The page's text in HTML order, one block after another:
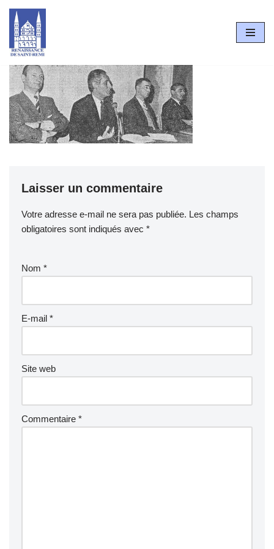
Aller
au
Laisser un commentaire
Votre adresse e-mail ne sera pas publiée. Les champs
obligatoires sont indiqués avec *
Nom *
E-mail *
Site web
Commentaire *